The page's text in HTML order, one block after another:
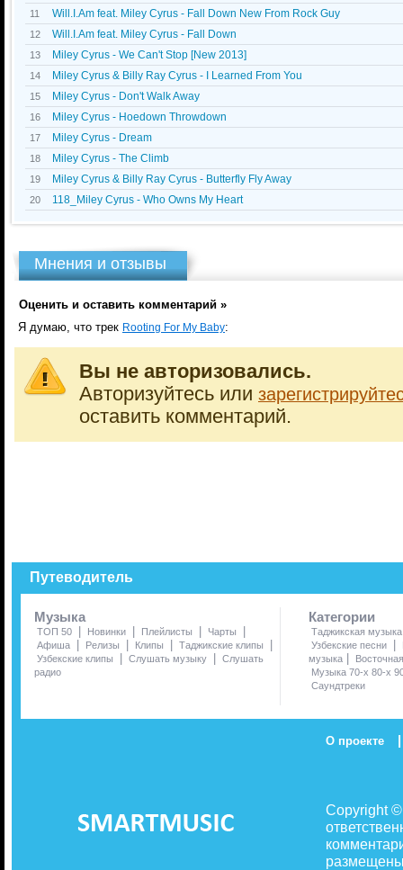
11 Will.I.Am feat. Miley Cyrus - Fall Down New From Rock Guy
12 Will.I.Am feat. Miley Cyrus - Fall Down
13 Miley Cyrus - We Can't Stop [New 2013]
14 Miley Cyrus & Billy Ray Cyrus - I Learned From You
15 Miley Cyrus - Don't Walk Away
16 Miley Cyrus - Hoedown Throwdown
17 Miley Cyrus - Dream
18 Miley Cyrus - The Climb
19 Miley Cyrus & Billy Ray Cyrus - Butterfly Fly Away
20 118_Miley Cyrus - Who Owns My Heart
Мнения и отзывы
Оценить и оставить комментарий »
Я думаю, что трек Rooting For My Baby:
Вы не авторизовались.
Авторизуйтесь или
оставить комментарий.
Путеводитель
Музыка
ТОП 50 | Новинки | Плейлисты | Чарты |
Афиша | Релизы | Клипы | Таджикские клипы |
Узбекские клипы | Слушать музыку | Слушать
радио
Категории
Таджикская музыка
Узбекские песни
|
музыка |
Музыка 70-х 80-х
Саундтреки
О проекте |
Copyright
размещены